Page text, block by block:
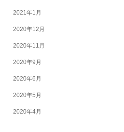
2021年1月
2020年12月
2020年11月
2020年9月
2020年6月
2020年5月
2020年4月